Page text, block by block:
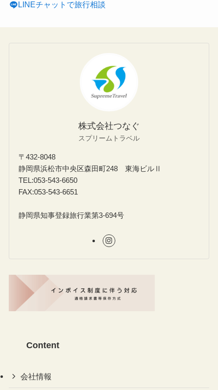
LINEチャットで旅行相談
株式会社つなぐ
スプリームトラベル
〒432-8048
静岡県浜松市中央区森田町248 東海ビルⅡ
TEL:053-543-6650
FAX:053-543-6651
静岡県知事登録旅行業第3-694号
Content
会社情報